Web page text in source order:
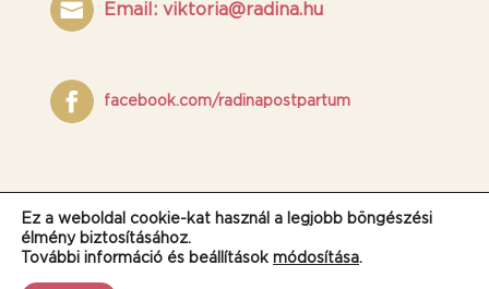
Email: viktoria@radina.hu
facebook.com/radinapostpartum
© 2020 | radina.hu Adatkezelési nyilatkozat
Ez a weboldal cookie-kat használ a legjobb böngészési
élmény biztosításához.
További információ és beállítások módosítása.